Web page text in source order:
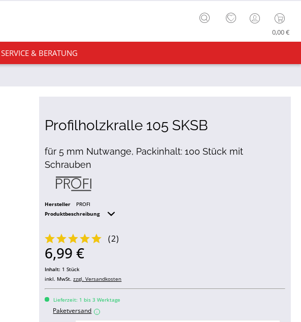
0,00 €
SERVICE & BERATUNG
Profilholzkralle 105 SKSB
für 5 mm Nutwange, Packinhalt: 100 Stück mit
Schrauben
Hersteller
PROFI
Produktbeschreibung
(2)
6,99 €
Inhalt: 1 Stück
inkl. MwSt.zzgl. Versandkosten
Lieferzeit: 1 bis 3 Werktage
Paketversand i